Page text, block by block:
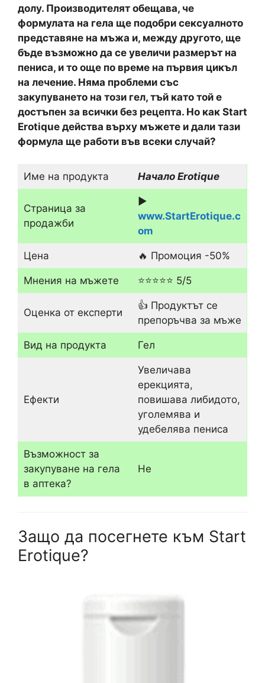
долу. Производителят обещава, че
формулата на гела ще подобри сексуалното
представяне на мъжа и, между другото, ще
бъде възможно да се увеличи размерът на
пениса, и то още по време на първия цикъл
на лечение. Няма проблеми със
закупуването на този гел, тъй като той е
достъпен за всички без рецепта. Но как Start
Erotique действа върху мъжете и дали тази
формула ще работи във всеки случай?
Име на продукта Начало Erotique
Страница за
продажби
▶️
www.StartErotique.c
om
Цена 🔥 Промоция -50%
Мнения на мъжете ⭐⭐⭐⭐⭐ 5/5
Оценка от експерти
👍 Продуктът се
препоръчва за мъже
Вид на продукта Гел
Ефекти
Увеличава
ерекцията,
повишава либидото,
уголемява и
удебелява пениса
Възможност за
закупуване на гела
в аптека?
Не
Защо да посегнете към Start
Erotique?